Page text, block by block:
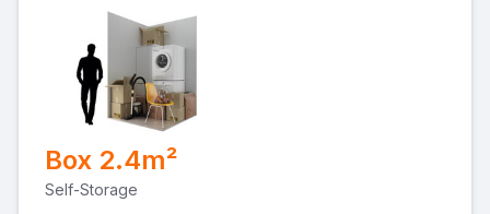
Box 2.4m²
Self-Storage